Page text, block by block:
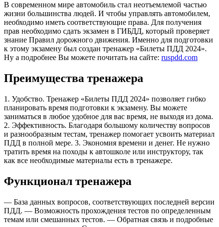
В современном мире автомобиль стал неотъемлемой частью
жизни большинства людей. И чтобы управлять автомобилем,
необходимо иметь соответствующие права. Для получения
прав необходимо сдать экзамен в ГИБДД, который проверяет
знание Правил дорожного движения. Именно для подготовки
к этому экзамену был создан тренажер «Билеты ПДД 2024».
Ну а подробнее Вы можете почитать на сайте: ruspdd.com
Преимущества тренажера
1. Удобство. Тренажер «Билеты ПДД 2024» позволяет гибко
планировать время подготовки к экзамену. Вы можете
заниматься в любое удобное для вас время, не выходя из дома.
2. Эффективность. Благодаря большому количеству вопросов
и разнообразным тестам, тренажер помогает усвоить материал
ПДД в полной мере. 3. Экономия времени и денег. Не нужно
тратить время на походы к автошколе или инструктору, так
как все необходимые материалы есть в тренажере.
Функционал тренажера
— База данных вопросов, соответствующих последней версии
ПДД. — Возможность прохождения тестов по определенным
темам или смешанных тестов. — Обратная связь и подробные